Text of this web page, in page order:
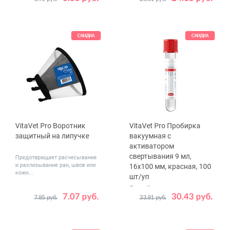
Размер №3 M
№4 L
№2 S
СКИДКА
VitaVet Pro Воротник
защитный на липучке
Предотвращает расчесывание
и разлизывание ран, швов или
кожн...
7.07 руб.
7.85 руб.
Размер № 2
СКИДКА
VitaVet Pro Пробирка
вакуумная с
активатором
свертывания 9 мл,
16х100 мм, красная, 100
шт/уп
Для забора крови при
проведении лабораторных
30.43 руб.
33.81 руб.